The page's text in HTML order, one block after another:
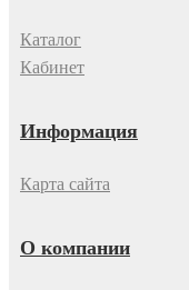
Каталог
Кабинет
Информация
Карта сайта
О компании